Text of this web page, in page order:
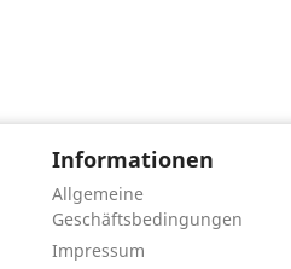
Informationen
Allgemeine
Geschäftsbedingungen
Impressum